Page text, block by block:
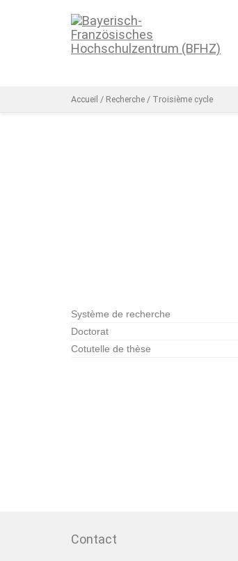
Accueil / Recherche / Troisième cycle
Système de recherche
Doctorat
Cotutelle de thèse
Contact